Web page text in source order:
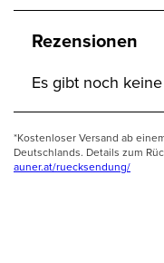
Rezensionen
Es gibt noch
*Kostenloser Versand ab
Deutschlands. Details zum
auner.at/ruecksendung/